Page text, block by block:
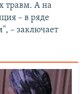
травм. А на
– в ряде
– заключает